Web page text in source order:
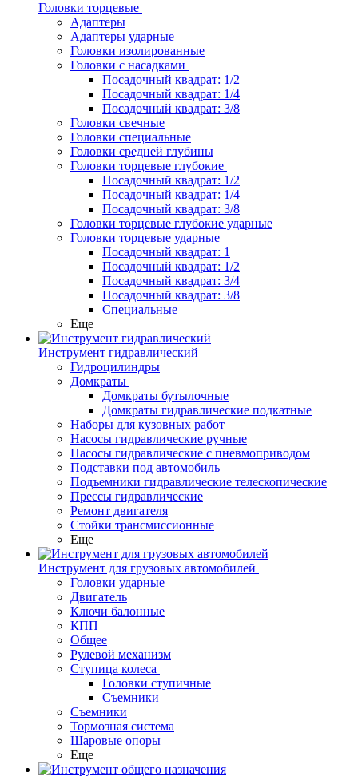
Головки торцевые
Адаптеры
Адаптеры ударные
Головки изолированные
Головки с насадками
Посадочный квадрат: 1/2
Посадочный квадрат: 1/4
Посадочный квадрат: 3/8
Головки свечные
Головки специальные
Головки средней глубины
Головки торцевые глубокие
Посадочный квадрат: 1/2
Посадочный квадрат: 1/4
Посадочный квадрат: 3/8
Головки торцевые глубокие ударные
Головки торцевые ударные
Посадочный квадрат: 1
Посадочный квадрат: 1/2
Посадочный квадрат: 3/4
Посадочный квадрат: 3/8
Специальные
Еще
Инструмент гидравлический
Гидроцилиндры
Домкраты
Домкраты бутылочные
Домкраты гидравлические подкатные
Наборы для кузовных работ
Насосы гидравлические ручные
Насосы гидравлические с пневмоприводом
Подставки под автомобиль
Подъемники гидравлические телескопические
Прессы гидравлические
Ремонт двигателя
Стойки трансмиссионные
Еще
Инструмент для грузовых автомобилей
Головки ударные
Двигатель
Ключи балонные
КПП
Общее
Рулевой механизм
Ступица колеса
Головки ступичные
Съемники
Съемники
Тормозная система
Шаровые опоры
Еще